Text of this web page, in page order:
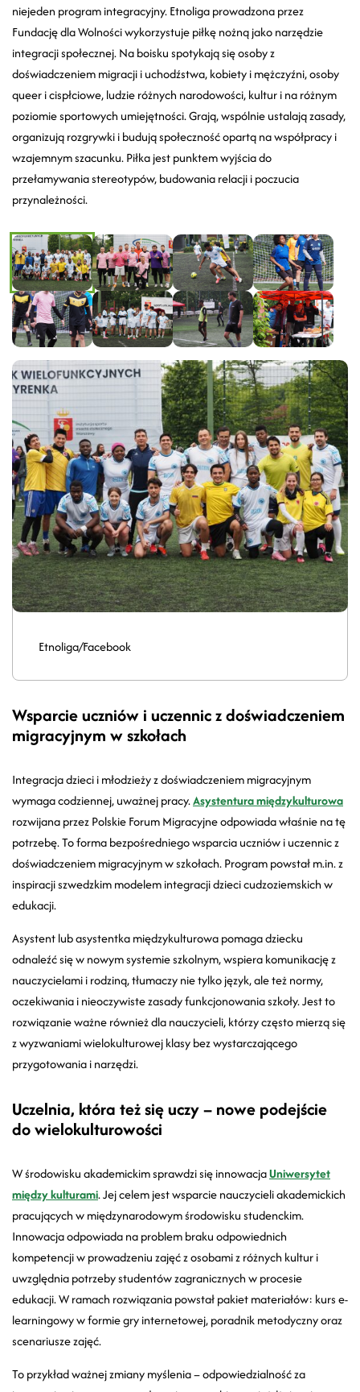
niejeden program integracyjny. Etnoliga prowadzona przez
Fundację dla Wolności wykorzystuje piłkę nożną jako narzędzie
integracji społecznej. Na boisku spotykają się osoby z
doświadczeniem migracji i uchodźstwa, kobiety i mężczyźni, osoby
queer i cispłciowe, ludzie różnych narodowości, kultur i na różnym
poziomie sportowych umiejętności. Grają, wspólnie ustalają zasady,
organizują rozgrywki i budują społeczność opartą na współpracy i
wzajemnym szacunku. Piłka jest punktem wyjścia do
przełamywania stereotypów, budowania relacji i poczucia
przynależności.
Etnoliga/Facebook
Wsparcie uczniów i uczennic z doświadczeniem
migracyjnym w szkołach
Integracja dzieci i młodzieży z doświadczeniem migracyjnym
wymaga codziennej, uważnej pracy.Asystentura międzykulturowa
rozwijana przez Polskie Forum Migracyjne odpowiada właśnie na tę
potrzebę. To forma bezpośredniego wsparcia uczniów i uczennic z
doświadczeniem migracyjnym w szkołach. Program powstał m.in. z
inspiracji szwedzkim modelem integracji dzieci cudzoziemskich w
edukacji.
Asystent lub asystentka międzykulturowa pomaga dziecku
odnaleźć się w nowym systemie szkolnym, wspiera komunikację z
nauczycielami i rodziną, tłumaczy nie tylko język, ale też normy,
oczekiwania i nieoczywiste zasady funkcjonowania szkoły. Jest to
rozwiązanie ważne również dla nauczycieli, którzy często mierzą się
z wyzwaniami wielokulturowej klasy bez wystarczającego
przygotowania i narzędzi.
Uczelnia, która też się uczy – nowe podejście
do wielokulturowości
W środowisku akademickim sprawdzi się innowacjaUniwersytet
między kulturami. Jej celem jest wsparcie nauczycieli akademickich
pracujących w międzynarodowym środowisku studenckim.
Innowacja odpowiada na problem braku odpowiednich
kompetencji w prowadzeniu zajęć z osobami z różnych kultur i
uwzględnia potrzeby studentów zagranicznych w procesie
edukacji. W ramach rozwiązania powstał pakiet materiałów: kurs e-
learningowy w formie gry internetowej, poradnik metodyczny oraz
scenariusze zajęć.
To przykład ważnej zmiany myślenia–odpowiedzialność za